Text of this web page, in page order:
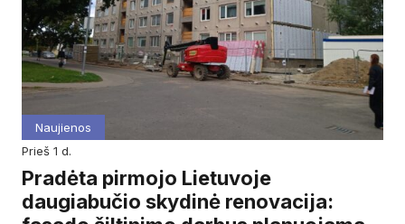
Naujienos
prieš 1 d.
Pradėta pirmojo Lietuvoje
daugiabučio skydinė renovacija: